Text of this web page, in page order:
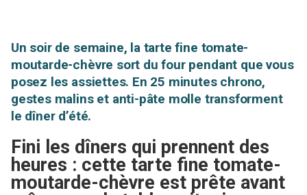
Un soir de semaine, la tarte fine tomate-
moutarde-chèvre sort du four pendant que vous
posez les assiettes. En 25 minutes chrono,
gestes malins et anti-pâte molle transforment
le dîner d’été.
Fini les dîners qui prennent des
heures : cette tarte fine tomate-
moutarde-chèvre est prête avant